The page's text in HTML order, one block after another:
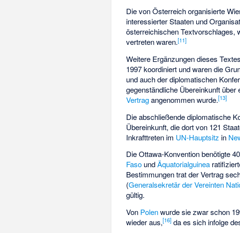
Die von Österreich organisierte
interessierter Staaten und
österreichischen Textvorschlages,
vertreten waren.[11]
Weitere Ergänzungen dieses
1997 koordiniert und waren die
und auch der diplomatischen
gegenständliche Übereinkunft
Vertragangenommen wurde.[13]
Die abschließende diplomatische
Übereinkunft, die dort von 121
Inkrafttreten im UN-Hauptsitz in
Die Ottawa-Konvention benötigte 40
Faso undÄquatorialguinea
Bestimmungen trat der Vertrag
(Generalsekretär der Vereinten
gültig.
Von Polenwurde sie zwar schon
wieder aus,[16] da es sich infolge